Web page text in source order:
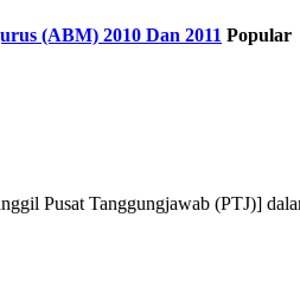
(ABM) 2010 Dan 2011 Popular
Pusat Tanggungjawab (PTJ)]